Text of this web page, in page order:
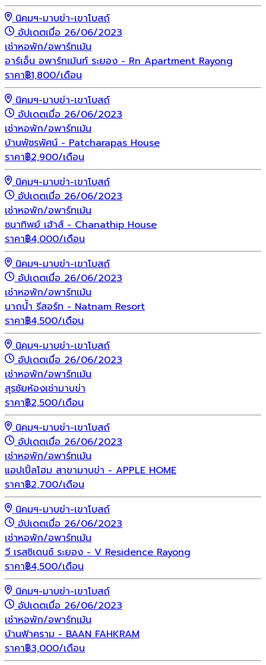
นิคมฯ-มาบข่า-เขาโบสถ์
อัปเดตเมื่อ 26/06/2023
เช่าหอพัก/อพาร์ทเม้น
อาร์เอ็น อพาร์ทเม้นท์ ระยอง - Rn Apartment Rayong
ราคา฿1,800/เดือน
นิคมฯ-มาบข่า-เขาโบสถ์
อัปเดตเมื่อ 26/06/2023
เช่าหอพัก/อพาร์ทเม้น
บ้านพัชรพัศน์ - Patcharapas House
ราคา฿2,900/เดือน
นิคมฯ-มาบข่า-เขาโบสถ์
อัปเดตเมื่อ 26/06/2023
เช่าหอพัก/อพาร์ทเม้น
ชนาทิพย์ เฮ้าส์ - Chanathip House
ราคา฿4,000/เดือน
นิคมฯ-มาบข่า-เขาโบสถ์
อัปเดตเมื่อ 26/06/2023
เช่าหอพัก/อพาร์ทเม้น
นาถน้ำ รีสอร์ท - Natnam Resort
ราคา฿4,500/เดือน
นิคมฯ-มาบข่า-เขาโบสถ์
อัปเดตเมื่อ 26/06/2023
เช่าหอพัก/อพาร์ทเม้น
สุรชัยห้องเช่ามาบข่า
ราคา฿2,500/เดือน
นิคมฯ-มาบข่า-เขาโบสถ์
อัปเดตเมื่อ 26/06/2023
เช่าหอพัก/อพาร์ทเม้น
แอปเปิ้ลโฮม สาขามาบข่า - APPLE HOME
ราคา฿2,700/เดือน
นิคมฯ-มาบข่า-เขาโบสถ์
อัปเดตเมื่อ 26/06/2023
เช่าหอพัก/อพาร์ทเม้น
วี เรสซิเดนซ์ ระยอง - V Residence Rayong
ราคา฿4,500/เดือน
นิคมฯ-มาบข่า-เขาโบสถ์
อัปเดตเมื่อ 26/06/2023
เช่าหอพัก/อพาร์ทเม้น
บ้านฟ้าคราม - BAAN FAHKRAM
ราคา฿3,000/เดือน